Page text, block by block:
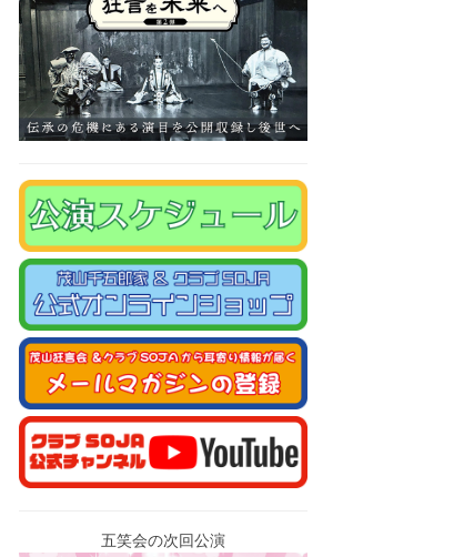
五笑会の次回公演